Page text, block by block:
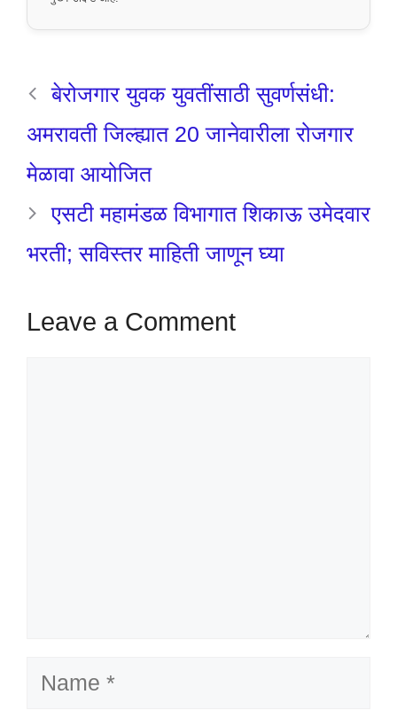
बेरोजगार युवक युवतींसाठी सुवर्णसंधी:
अमरावती जिल्ह्यात 20 जानेवारीला रोजगार
मेळावा आयोजित
एसटी महामंडळ विभागात शिकाऊ उमेदवार
भरती; सविस्तर माहिती जाणून घ्या
Leave a Comment
Name